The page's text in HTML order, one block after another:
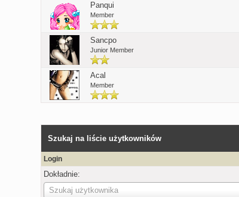
Panqui
Member
Sancpo
Junior Member
Acal
Member
Szukaj na liście użytkowników
Login
Dokładnie:
Szukaj użytkownika
Login